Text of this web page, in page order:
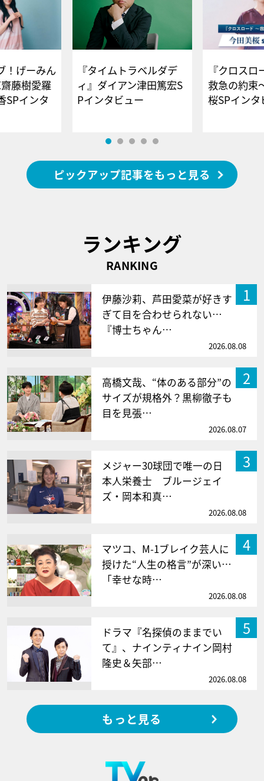
！げーみん
藤樹愛羅
SPインタ
『タイムトラベルダデ
ィ』ダイアン津田篤宏S
Pインタビュー
『クロス
救急の約束
桜SPイ
ピックアップ記事をもっと見る
ランキング
RANKING
1
伊藤沙莉、芦田愛菜が好きす
ぎて目を合わせられない…
『博士ちゃん…
2026.08.08
2
高橋文哉、“体のある部分”の
サイズが規格外？黒柳徹子も
目を見張…
2026.08.07
3
メジャー30球団で唯一の日
本人栄養士 ブルージェイ
ズ・岡本和真…
2026.08.08
4
マツコ、M-1ブレイク芸人に
授けた“人生の格言”が深い…
「幸せな時…
2026.08.08
5
ドラマ『名探偵のままでい
て』、ナインティナイン岡村
隆史＆矢部…
2026.08.08
もっと見る